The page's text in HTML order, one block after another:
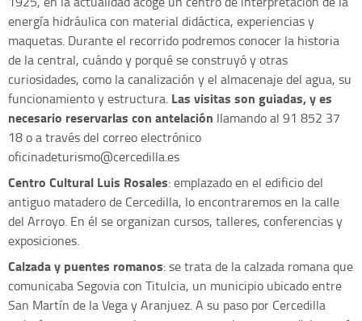
energía hidráulica con material didáctica, experiencias y
maquetas. Durante el recorrido podremos conocer la historia
de la central, cuándo y porqué se construyó y otras
curiosidades, como la canalización y el almacenaje del agua, su
funcionamiento y estructura. Las visitas son guiadas, y es
necesario reservarlas con antelación llamando al 91 852 37
18 o a través del correo electrónico
oficinadeturismo@cercedilla.es
Centro Cultural Luis Rosales: emplazado en el edificio del
antiguo matadero de Cercedilla, lo encontraremos en la calle
del Arroyo. En él se organizan cursos, talleres, conferencias y
exposiciones.
Calzada y puentes romanos: se trata de la calzada romana que
comunicaba Segovia con Titulcia, un municipio ubicado entre
San Martín de la Vega y Aranjuez. A su paso por Cercedilla